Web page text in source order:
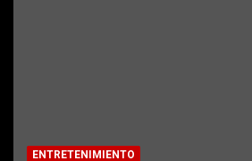
ENTRETENIMIENTO